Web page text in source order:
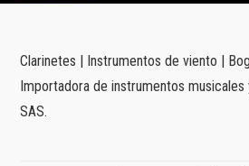
Clarinetes | Instrumentos de viento |
Importadora de instrumentos musicales
SAS.